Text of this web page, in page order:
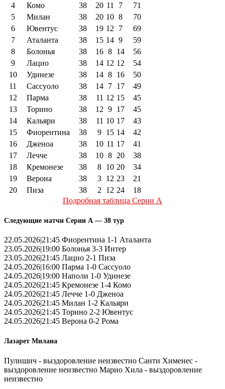
4
Комо 38 20 11 7
71
5
Милан 38 20 10 8
70
6
Ювентус 38 19 12 7
69
7
Аталанта 38 15 14 9
59
8
Болонья 38 16 8 14
56
9
Лацио 38 14 12 12
54
10
Удинезе 38 14 8 16
50
11
Сассуоло 38 14 7 17
49
12
Парма 38 11 12 15
45
13
Торино 38 12 9 17
45
14
Кальяри 38 11 10 17
43
15
Фиорентина 38 9 15 14
42
16
Дженоа 38 10 11 17
41
17
Лечче 38 10 8 20
38
18
Кремонезе 38 8 10 20
34
19
Верона 38 3 12 23
21
20
Пиза 38 2 12 24
18
Подробная таблица Серии А
Следующие матчи Серии А — 38 тур
22.05.2026|21:45 Фиорентина 1-1 Аталанта
23.05.2026|19:00 Болонья 3-3 Интер
23.05.2026|21:45 Лацио 2-1 Пиза
24.05.2026|16:00 Парма 1-0 Сассуоло
24.05.2026|19:00 Наполи 1-0 Удинезе
24.05.2026|21:45 Кремонезе 1-4 Комо
24.05.2026|21:45 Лечче 1-0 Дженоа
24.05.2026|21:45 Милан 1-2 Кальяри
24.05.2026|21:45 Торино 2-2 Ювентус
24.05.2026|21:45 Верона 0-2 Рома
Лазарет Милана
Пулишич - выздоровление неизвестно Санти Хименес -
выздоровление неизвестно Марио Хила - выздоровление
неизвестно